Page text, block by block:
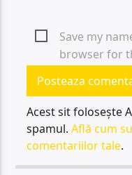
Save my
browser for
Acest sit folosește
spamul.Află cum
comentariilor tale.